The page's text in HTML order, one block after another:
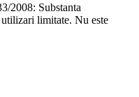
2008: Substanta
limitate. Nu este